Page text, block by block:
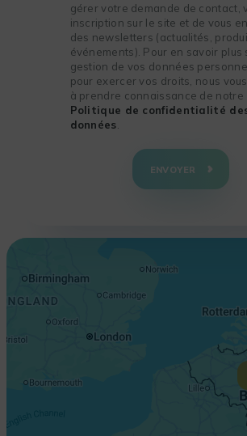
gérer votre demande de contact,
inscription sur le site et de vous
des newsletters (actualités,
événements). Pour en savoir plus
gestion de vos données
pour exercer vos droits, nous
à prendre connaissance de notre
Politique de confidentialité
données
ENVOYER